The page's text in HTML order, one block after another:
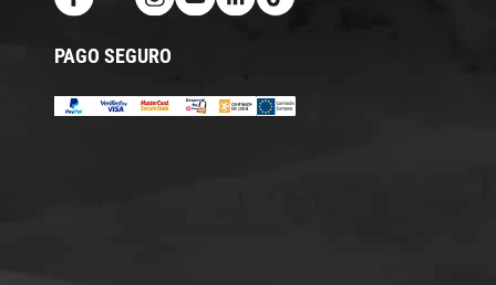
PAGO SEGURO